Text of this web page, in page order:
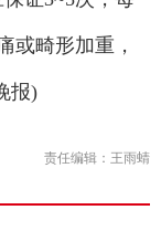
或畸形加重，
报)
责任编辑：王雨蜻